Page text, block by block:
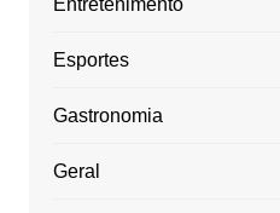
Esportes
Gastronomia
Geral